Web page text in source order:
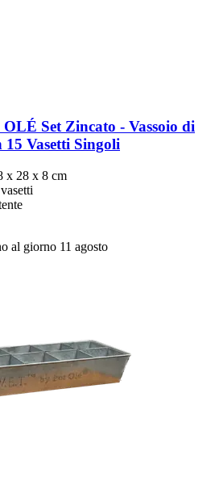
OLÉ Set Zincato -​ Vassoio di
15 Vasetti Singoli
x 28 x 8 cm
al giorno 11 agosto